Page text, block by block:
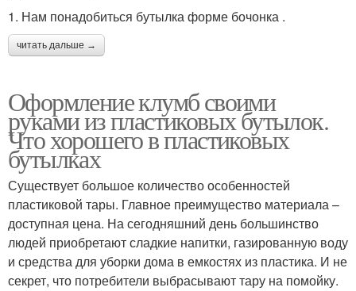
1. Нам понадобиться бутылка форме бочонка .
читать дальше →
Оформление клумб своими
руками из пластиковых бутылок.
Что хорошего в пластиковых
бутылках
Существует большое количество особенностей
пластиковой тары. Главное преимущество материала –
доступная цена. На сегодняшний день большинство
людей приобретают сладкие напитки, газированную воду
и средства для уборки дома в емкостях из пластика. И не
секрет, что потребители выбрасывают тару на помойку.